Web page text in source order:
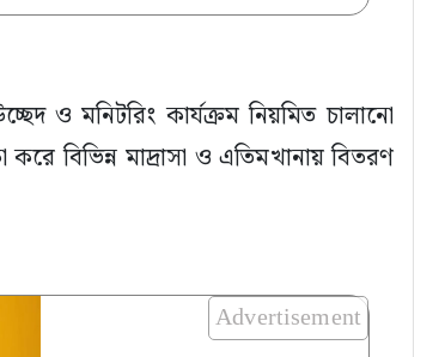
ও মনিটরিং কার্যক্রম নিয়মিত চালানো
বিভিন্ন মাদ্রাসা ও এতিমখানায় বিতরণ
Advertisement